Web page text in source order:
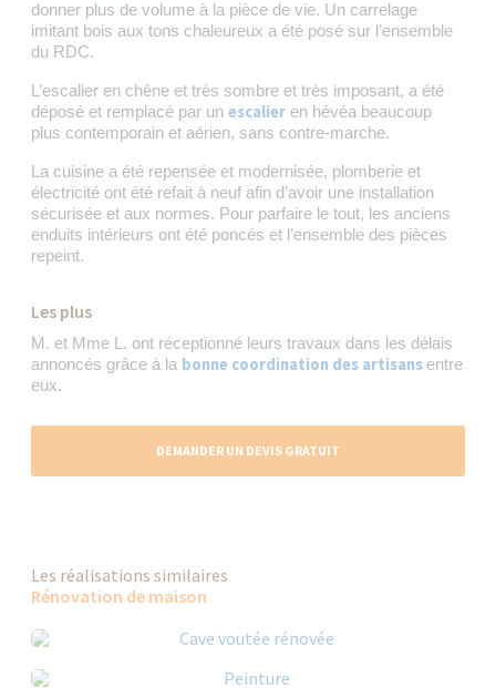
donner plus de volume à la pièce de vie. Un carrelage
imitant bois aux tons chaleureux a été posé sur l’ensemble
du RDC.
L’escalier en chêne et très sombre et très imposant, a été
déposé et remplacé par unescalier en hévéa beaucoup
plus contemporain et aérien, sans contre-marche.
La cuisine a été repensée et modernisée, plomberie et
électricité ont été refait à neuf afin d’avoir une installation
sécurisée et aux normes. Pour parfaire le tout, les anciens
enduits intérieurs ont été poncés et l’ensemble des pièces
repeint.
Les plus
M. et Mme L. ont réceptionné leurs travaux dans les délais
annoncés grâce à la bonne coordination des artisans entre
eux.
DEMANDER UN DEVIS GRATUIT
Les réalisations similaires
Rénovation de maison